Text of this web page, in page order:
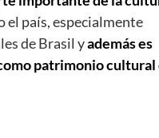
el país, especialmente
de Brasil yademás es
patrimonio cultural